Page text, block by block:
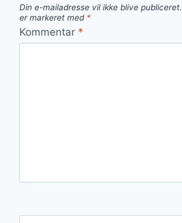
Din e-mailadresse vil ikke blive publiceret.
er markeret med *
Kommentar *